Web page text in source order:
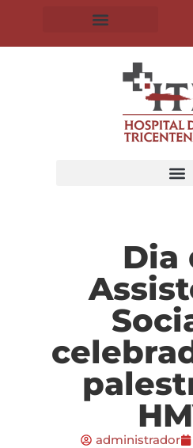
Dia
administrador